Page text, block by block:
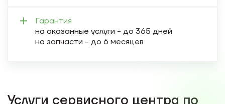
Гарантия
на оказанные услуги - до 365 дней
на запчасти - до 6 месяцев
Услуги сервисного центра по